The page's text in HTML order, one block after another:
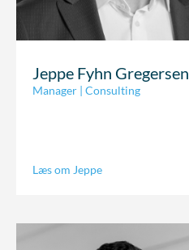
Jeppe Fyhn Gregersen
Manager | Consulting
Læs om Jeppe